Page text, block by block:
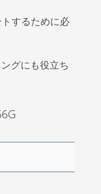
するために必
グにも役立ち